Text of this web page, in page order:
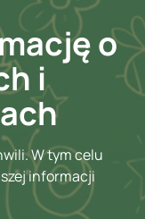
o
i
W tym celu
informacji